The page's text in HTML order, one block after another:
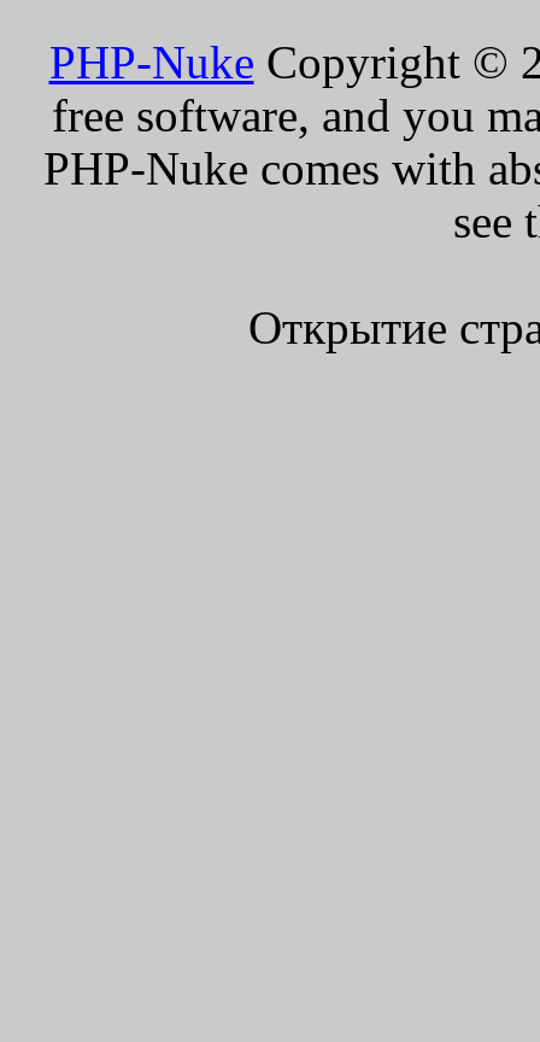
PHP-Nuke Copyright ©
free software, and you
PHP-Nuke comes with
see
Открытие